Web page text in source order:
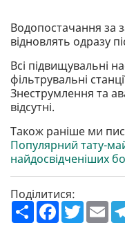
Водопостачання за
відновлять одразу
Всі підвищувальні
фільтрувальні
Знеструмлення та
відсутні.
Також раніше ми
Популярний тату-
найдосвідченіших
Поділитися:
П
о
F
a
T
w
E
m